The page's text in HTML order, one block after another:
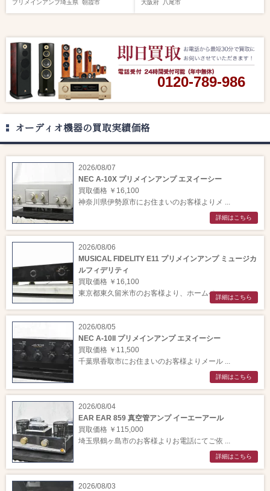
プリメインアンプ埼玉県 朝霞市 大阪府 八尾市
0120-789-986
オーディオ機器の買取実績価格
2026/08/07
NEC A-10X プリメインアンプ エヌイーシー
買取価格 ￥16,100
神奈川県伊勢原市にお住まいのお客様よりメ ...
詳細はこちら
2026/08/06
MUSICAL FIDELITY E11 プリメインアンプ ミュージカ
ルフィデリティ
買取価格 ￥16,100
東京都東久留米市のお客様より、ホームペー ...詳細はこちら
2026/08/05
NEC A-10II プリメインアンプ エヌイーシー
買取価格 ￥11,500
千葉県香取市にお住まいのお客様よりメール ...
詳細はこちら
2026/08/04
EAR EAR 859 真空管アンプ イーエーアール
買取価格 ￥115,000
埼玉県鶴ヶ島市のお客様よりお電話にてご依 ...
詳細はこちら
2026/08/03